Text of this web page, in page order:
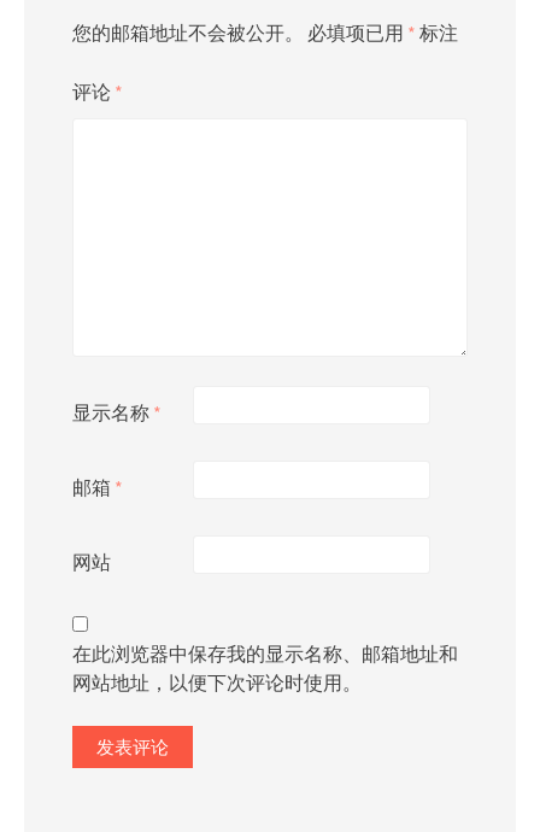
您的邮箱地址不会被公开。 必填项已用 * 标注
评论 *
显示名称 *
邮箱 *
网站
在此浏览器中保存我的显示名称、邮箱地址和
网站地址，以便下次评论时使用。